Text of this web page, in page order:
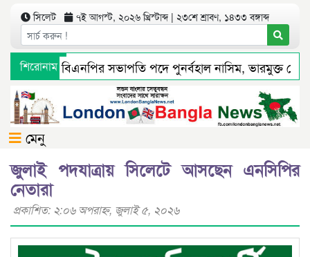
সিলেট ৭ই আগস্ট, ২০২৬ খ্রিস্টাব্দ | ২৩শে শ্রাবণ, ১৪৩৩ বঙ্গাব্দ
শিরোনাম
মহানগর বিএনপির সভাপতি পদে পুনর্বহাল নাসিম, ভারমুক্ত লোদী
সংবাদ প্রকাশের পর সিলেট টিটিসির প্রতারক ড্রাইভার বিল্লাল
মেনু
জুলাই পদযাত্রায় সিলেটে আসছেন এনসিপির
নেতারা
প্রকাশিত: ২:০৬ অপরাহ্ণ, জুলাই ৫, ২০২৬